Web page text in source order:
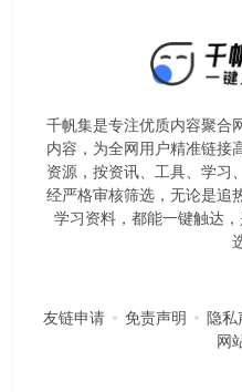
千帆集是专注优质内容聚合
内容，为全网用户精准链接
资源，按资讯、工具、学习
经严格审核筛选，无论是追
学习资料，都能一键触达
友链申请 免责声明 隐私
网